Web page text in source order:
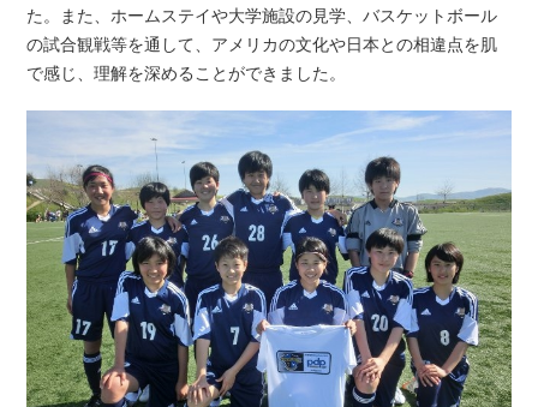
た。また、ホームステイや大学施設の見学、バスケットボール
の試合観戦等を通して、アメリカの文化や日本との相違点を肌
で感じ、理解を深めることができました。